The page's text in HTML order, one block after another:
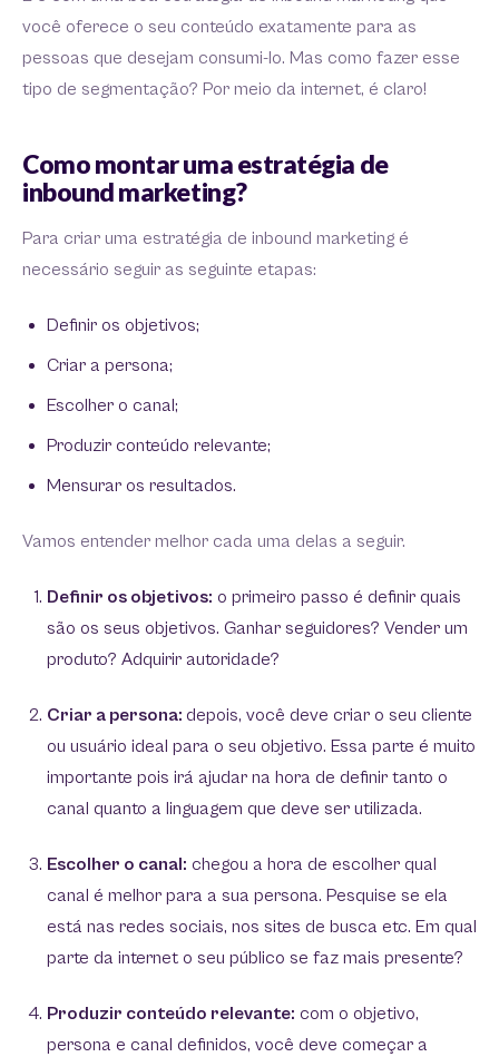
você oferece o seu conteúdo exatamente para as
pessoas que desejam consumi-lo. Mas como fazer esse
tipo de segmentação? Por meio da internet, é claro!
Como montar uma estratégia de
inbound marketing?
Para criar uma estratégia de inbound marketing é
necessário seguir as seguinte etapas:
Definir os objetivos;
Criar a persona;
Escolher o canal;
Produzir conteúdo relevante;
Mensurar os resultados.
Vamos entender melhor cada uma delas a seguir.
Definir os objetivos: o primeiro passo é definir quais
são os seus objetivos. Ganhar seguidores? Vender um
produto? Adquirir autoridade?
Criar a persona: depois, você deve criar o seu cliente
ou usuário ideal para o seu objetivo. Essa parte é muito
importante pois irá ajudar na hora de definir tanto o
canal quanto a linguagem que deve ser utilizada.
Escolher o canal: chegou a hora de escolher qual
canal é melhor para a sua persona. Pesquise se ela
está nas redes sociais, nos sites de busca etc. Em qual
parte da internet o seu público se faz mais presente?
Produzir conteúdo relevante: com o objetivo,
persona e canal definidos, você deve começar a